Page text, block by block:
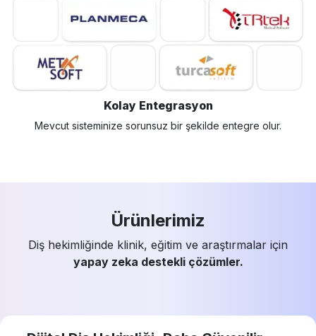
Kolay Entegrasyon
Mevcut sisteminize sorunsuz bir şekilde entegre olur.
Ürünlerimiz
Diş hekimliğinde klinik, eğitim ve araştırmalar için
yapay zeka destekli çözümler.